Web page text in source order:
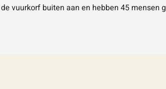
vuurkorf buiten aan en hebben 45 mensen